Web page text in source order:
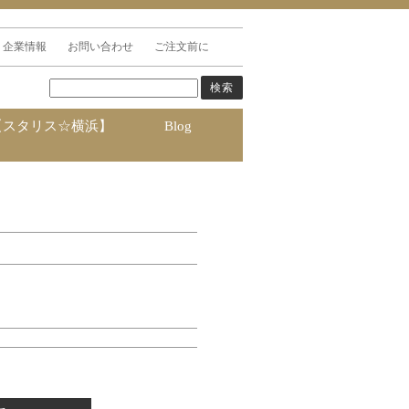
企業情報 お問い合わせ ご注文前に
タリス☆横浜】 Blog